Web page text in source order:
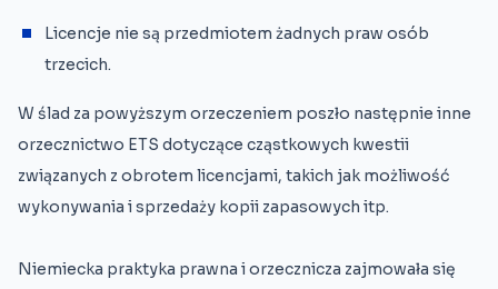
Licencje nie są przedmiotem żadnych praw osób
trzecich.
W ślad za powyższym orzeczeniem poszło następnie inne
orzecznictwo ETS dotyczące cząstkowych kwestii
związanych z obrotem licencjami, takich jak możliwość
wykonywania i sprzedaży kopii zapasowych itp.
Niemiecka praktyka prawna i orzecznicza zajmowała się